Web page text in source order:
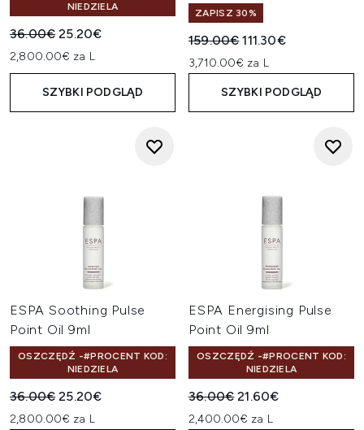
NIEDZIELA
Sugerowana cena detaliczna:
36.00€Aktualna cena:
25.20€
2,800.00€ za L
SZYBKI PODGLĄD
ZAPISZ 30%
Sugerowana cena
159.00€Aktualna cena:
111.30€
3,710.00€ za L
SZYBKI PODGLĄD
ESPA Soothing Pulse
Point Oil 9ml
OSZCZĘDŹ -#PROCENT KOD:
NIEDZIELA
Sugerowana cena detaliczna:
36.00€Aktualna cena:
25.20€
2,800.00€ za L
ESPA Energising Pulse
Point Oil 9ml
OSZCZĘDŹ -#PROCENT KOD:
NIEDZIELA
Sugerowana cena
36.00€Aktualna cena:
21.60€
2,400.00€ za L